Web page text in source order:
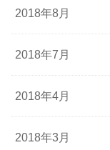
2018年8月
2018年7月
2018年4月
2018年3月